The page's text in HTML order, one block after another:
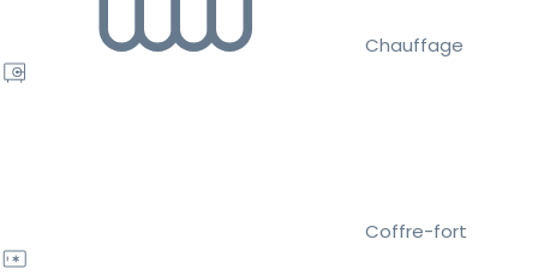
Chauffage
Coffre-fort